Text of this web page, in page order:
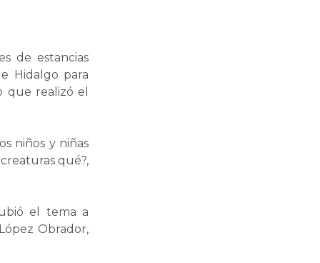
de estancias
Hidalgo para
que realizó el
niños y niñas
qué?,
el tema a
Obrador,